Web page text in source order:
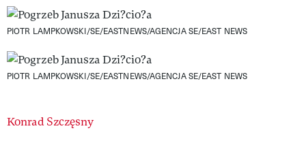
PIOTR LAMPKOWSKI/SE/EASTNEWS/AGENCJA SE/EAST NEWS
PIOTR LAMPKOWSKI/SE/EASTNEWS/AGENCJA SE/EAST NEWS
Authors
Konrad Szczęsny